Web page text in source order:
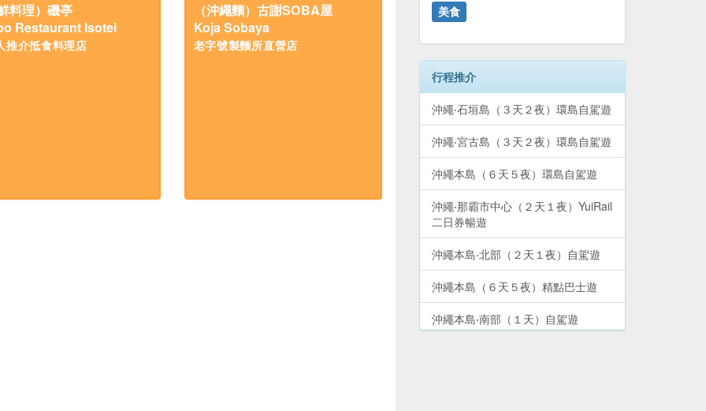
料理）磯亭
Restaurant Isotei
推介抵食料理店
（沖繩麵）古謝SOBA屋
Koja Sobaya
老字號製麵所直營店
美食
行程推介
沖繩‧石垣島（３天２夜）環島自駕遊
沖繩‧宮古島（３天２夜）環島自駕遊
沖繩本島（６天５夜）環島自駕遊
沖繩‧那霸市中心（２天１夜）YuiRail
二日券暢遊
沖繩本島‧北部（２天１夜）自駕遊
沖繩本島（６天５夜）精點巴士遊
沖繩本島‧南部（１天）自駕遊